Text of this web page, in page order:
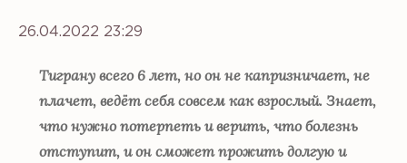
26.04.2022 23:29
Тиграну всего 6 лет, но он не капризничает, не
плачет, ведёт себя совсем как взрослый. Знает,
что нужно потерпеть и верить, что болезнь
отступит, и он сможет прожить долгую и